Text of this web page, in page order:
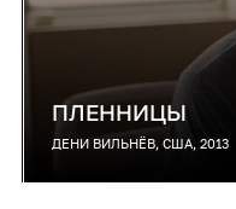
ПЛЕННИЦЫ
ДЕНИ ВИЛЬНЁВ, США, 2013